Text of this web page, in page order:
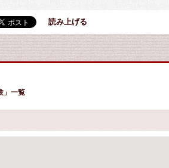
読み上げる
」一覧